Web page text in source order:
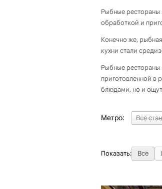
Рыбные
обработкой и
Конечно же,
кухни стали
Рыбные рестораны
приготовленной в
блюдами, но и
Метро:
Показать: Все